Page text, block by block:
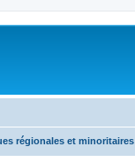
régionales et minoritaires